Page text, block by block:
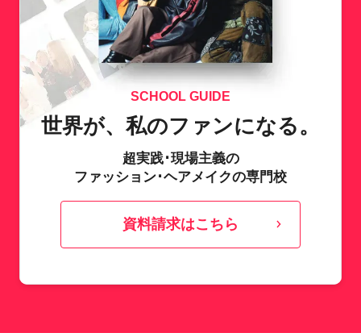
SCHOOL GUIDE
世界が、私のファンになる。
超実践･現場主義の
ファッション･ヘアメイクの専門校
資料請求はこちら